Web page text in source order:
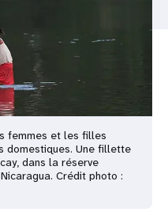
femmes et les filles
domestiques. Une fillette
dans la réserve
Crédit photo :